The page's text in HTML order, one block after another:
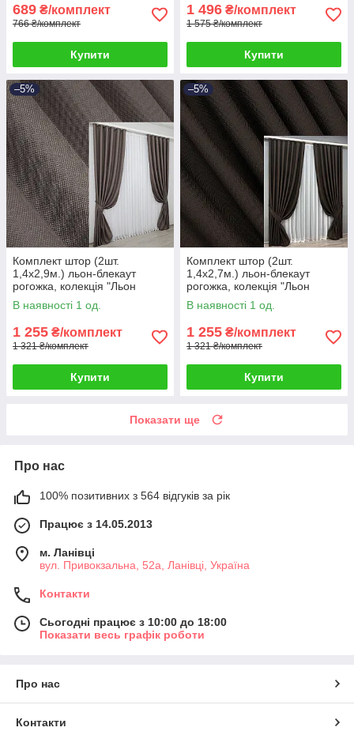
689 ₴/комплект
766 ₴/комплект
Купити
1 496 ₴/комплект
1 575 ₴/комплект
Купити
–5%
Комплект штор (2шт.
1,4х2,9м.) льон-блекаут
рогожка, колекція "Льон
Мішковина". Колір сіро-
коричневий. Код 1160ш 39-
В наявності 1 од.
1 255 ₴/комплект
1 321 ₴/комплект
Купити
–5%
Комплект штор (2шт.
1,4х2,7м.) льон-блекаут
рогожка, колекція "Льон
Мішковина". Колір венге. Код
1180ш 39-173
В наявності 1 од.
1 255 ₴/комплект
1 321 ₴/комплект
Купити
Показати ще
Про нас
100% позитивних з 564 відгуків за рік
Працює з 14.05.2013
м. Ланівці
вул. Привокзальна, 52а, Ланівці, Україна
Контакти
Сьогодні працює з 10:00 до 18:00
Показати весь графік роботи
Про нас
Контакти